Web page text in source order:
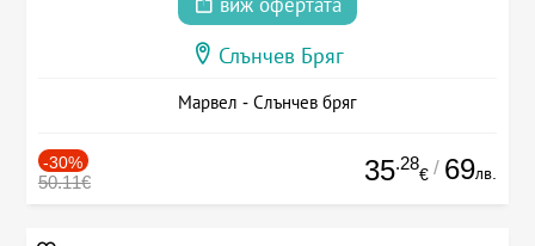
виж офертата
Слънчев Бряг
Марвел - Слънчев бряг
-30%
50.11€ 35.28
€ / 69лв.